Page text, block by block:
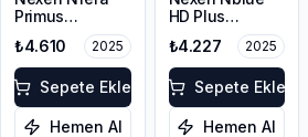
Primus
205/45R17 88V
XL
₺4.610 2025
Sepete Ekle
Hemen Al
HD Plus
215/45R17 91W
XL
₺4.227 2025
Sepete Ekle
Hemen Al